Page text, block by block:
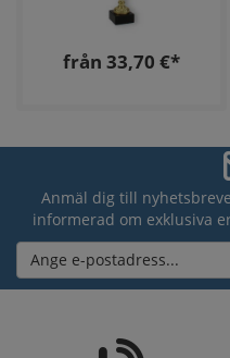
från 33,70 €*
Anmäl dig till
informerad om exklusiva
Ange e-postadress...